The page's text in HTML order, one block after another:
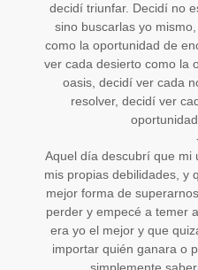
decidí triunfar. Decidí no
sino buscarlas yo
como la oportunidad de
ver cada desierto como la
oasis, decidí ver cada
resolver, decidí ver
Aquel día descubrí que mi
mis propias debilidades, y
mejor forma de
perder y empecé a temer
era yo el mejor y que
importar quién ganara o